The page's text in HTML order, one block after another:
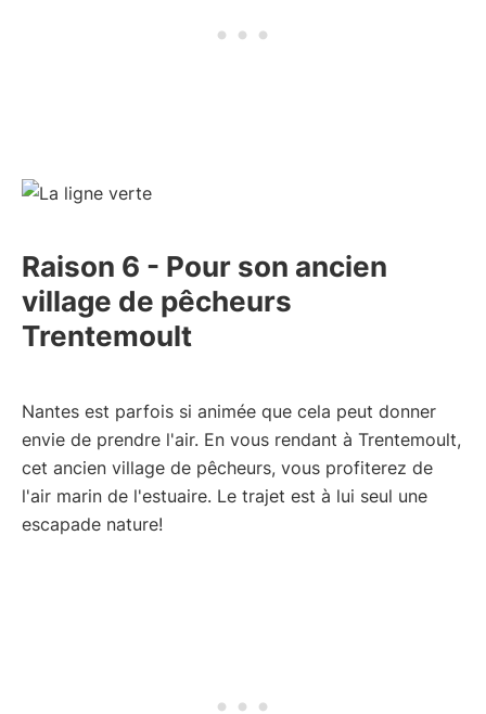
Raison 6 - Pour son ancien
village de pêcheurs
Trentemoult
Nantes est parfois si animée que cela peut donner
envie de prendre l'air. En vous rendant à Trentemoult,
cet ancien village de pêcheurs, vous profiterez de
l'air marin de l'estuaire. Le trajet est à lui seul une
escapade nature!